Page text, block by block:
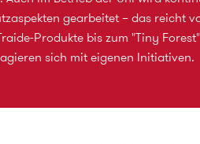
gearbeitet – das reicht
Produkte bis zum "Tiny
sich mit eigenen Initiativen.